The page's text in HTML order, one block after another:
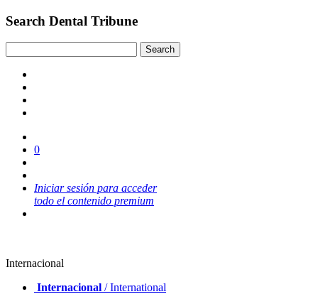
Search Dental Tribune
0
Iniciar sesión para acceder
todo el contenido premium
Internacional
Internacional / International